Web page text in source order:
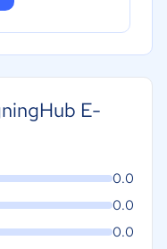
E-
0.0
0.0
0.0